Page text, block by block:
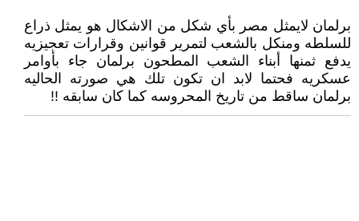
برلمان لايمثل مصر بأي شكل من الاشكال هو يمثل ذراع
للسلطه ومنكل بالشعب لتمرير قوانين وقرارات تعجيزيه
يدفع ثمنها أبناء الشعب المطحون برلمان جاء بأوامر
عسكريه فحتما لابد ان تكون تلك هي صورته الحاليه
برلمان ساقط من تاريخ المحروسه كما كان سابقه !!